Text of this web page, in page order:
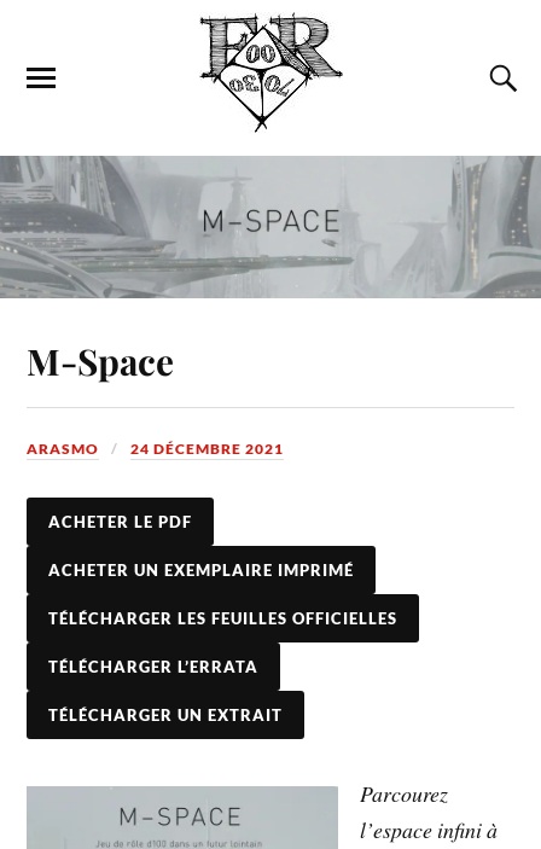
M-Space
ARASMO 24 DÉCEMBRE 2021
ACHETER LE PDF
ACHETER UN EXEMPLAIRE IMPRIMÉ
TÉLÉCHARGER LES FEUILLES OFFICIELLES
TÉLÉCHARGER L’ERRATA
TÉLÉCHARGER UN EXTRAIT
Parcourez
l’espace infini à